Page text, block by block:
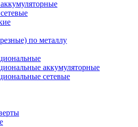
по металлу
аккумуляторные
сетевые